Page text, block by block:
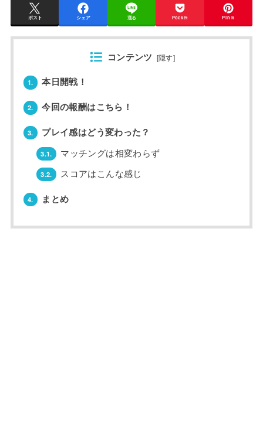
ポスト シェア 送る Pocket Pin it
コンテンツ [隠す]
1. 本日開戦！
2. 今回の報酬はこちら！
3. プレイ感はどう変わった？
3.1. マッチングは相変わらず
3.2. スコアはこんな感じ
4. まとめ